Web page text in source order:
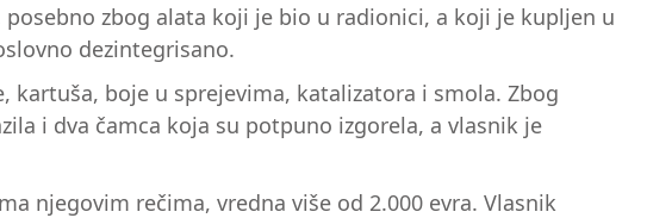
zbog alata koji je bio u radionici, a koji je kupljen u
dezintegrisano.
kartuša, boje u sprejevima, katalizatora i smola. Zbog
i dva čamca koja su potpuno izgorela, a vlasnik je
njegovim rečima, vredna više od 2.000 evra. Vlasnik